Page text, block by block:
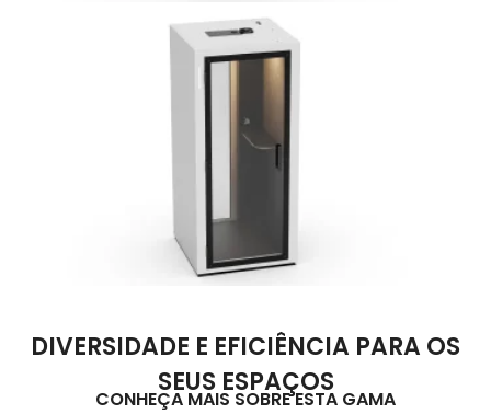
DIVERSIDADE E EFICIÊNCIA PARA OS
SEUS ESPAÇOS
CONHEÇA MAIS SOBRE ESTA GAMA